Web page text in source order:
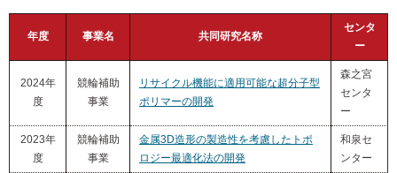
年度 事業名 共同研究名称
センタ
ー
2024年
度
競輪補助
事業
リサイクル機能に適用可能な超分子型
ポリマーの開発
森之宮
センタ
ー
2023年
度
競輪補助
事業
金属3D造形の製造性を考慮したトポ
ロジー最適化法の開発
和泉セ
ンター